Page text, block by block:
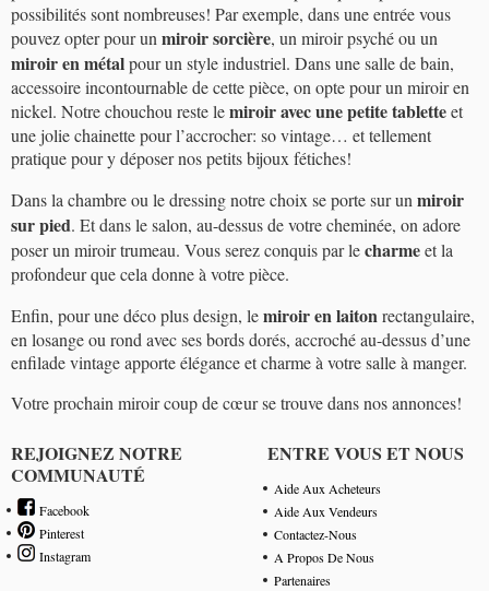
possibilités sont nombreuses! Par exemple, dans une entrée vous
pouvez opter pour un miroir sorcière, un miroir psyché ou un
miroir en métalpour un style industriel. Dans une salle de bain,
accessoire incontournable de cette pièce, on opte pour un miroir en
nickel. Notre chouchou reste lemiroir avec une petite tabletteet
une jolie chainette pour l’accrocher: so vintage… et tellement
pratique pour y déposer nos petits bijoux fétiches!
Dans la chambre ou le dressing notre choix se porte sur un miroir
sur pied. Et dans le salon, au-dessus de votre cheminée, on adore
poser un miroir trumeau. Vous serez conquis par lecharmeet la
profondeur que cela donne à votre pièce.
Enfin, pour une déco plus design, lemiroir en laitonrectangulaire,
en losange ou rond avec ses bords dorés, accroché au-dessus d’une
enfilade vintage apporte élégance et charme à votre salle à manger.
Votre prochain miroir coup de cœur se trouve dans nos annonces!
REJOIGNEZ NOTRE
COMMUNAUTÉ
Facebook
Pinterest
Instagram
ENTRE VOUS ET NOUS
Aide Aux Acheteurs
Aide Aux Vendeurs
Contactez-Nous
A Propos De Nous
Partenaires